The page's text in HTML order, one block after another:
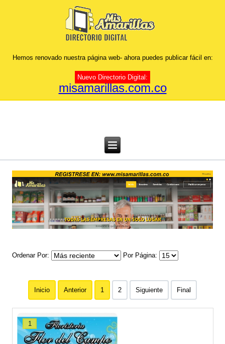
Hemos renovado nuestra página web- ahora puedes publicar fácil en:
Nuevo Directorio Digital:
misamarillas.com.co
Ordenar Por Por Página
Inicio Anterior 1 2 Siguiente Final
1